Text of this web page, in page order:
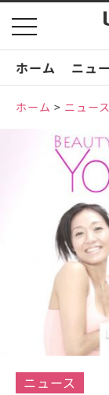
toggle
navigation
ホーム
ニュ
ホーム > ニュース
ニュース